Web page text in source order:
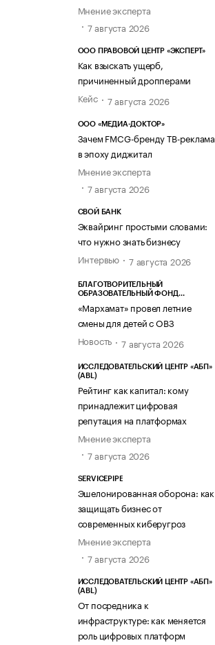
Мнение эксперта
7 августа 2026
ООО ПРАВОВОЙ ЦЕНТР «ЭКСПЕРТ»
Как взыскать ущерб,
причиненный дропперами
Кейс
7 августа 2026
ООО «МЕДИА-ДОКТОР»
Зачем FMCG-бренду ТВ-реклама
в эпоху диджитал
Мнение эксперта
7 августа 2026
СВОЙ БАНК
Эквайринг простыми словами:
что нужно знать бизнесу
Интервью
7 августа 2026
БЛАГОТВОРИТЕЛЬНЫЙ
ОБРАЗОВАТЕЛЬНЫЙ ФОНД
«Мархамат» провел летние
смены для детей с ОВЗ
Новость
7 августа 2026
ИССЛЕДОВАТЕЛЬСКИЙ ЦЕНТР «АБП»
(ABL)
Рейтинг как капитал: кому
принадлежит цифровая
репутация на платформах
Мнение эксперта
7 августа 2026
SERVICEPIPE
Эшелонированная оборона: как
защищать бизнес от
современных киберугроз
Мнение эксперта
7 августа 2026
ИССЛЕДОВАТЕЛЬСКИЙ ЦЕНТР «АБП»
(ABL)
От посредника к
инфраструктуре: как меняется
роль цифровых платформ